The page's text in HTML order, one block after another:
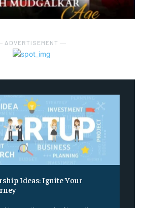
ADVERTISEMENT ―
Ideas: Ignite Your